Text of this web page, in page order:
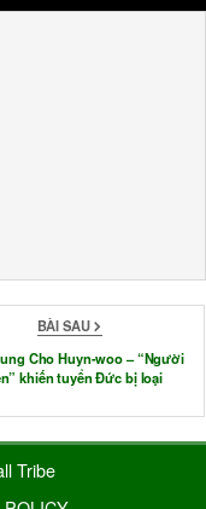
BÀI SAU
Cho Huyn-woo – “Người
khiến tuyển Đức bị loại
Tribe